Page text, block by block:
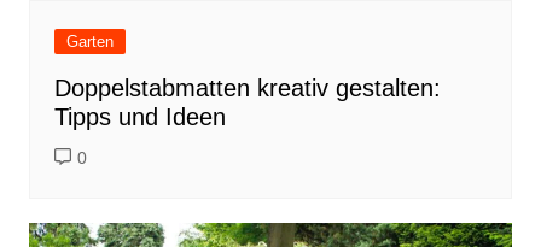
Garten
Doppelstabmatten kreativ gestalten:
Tipps und Ideen
0